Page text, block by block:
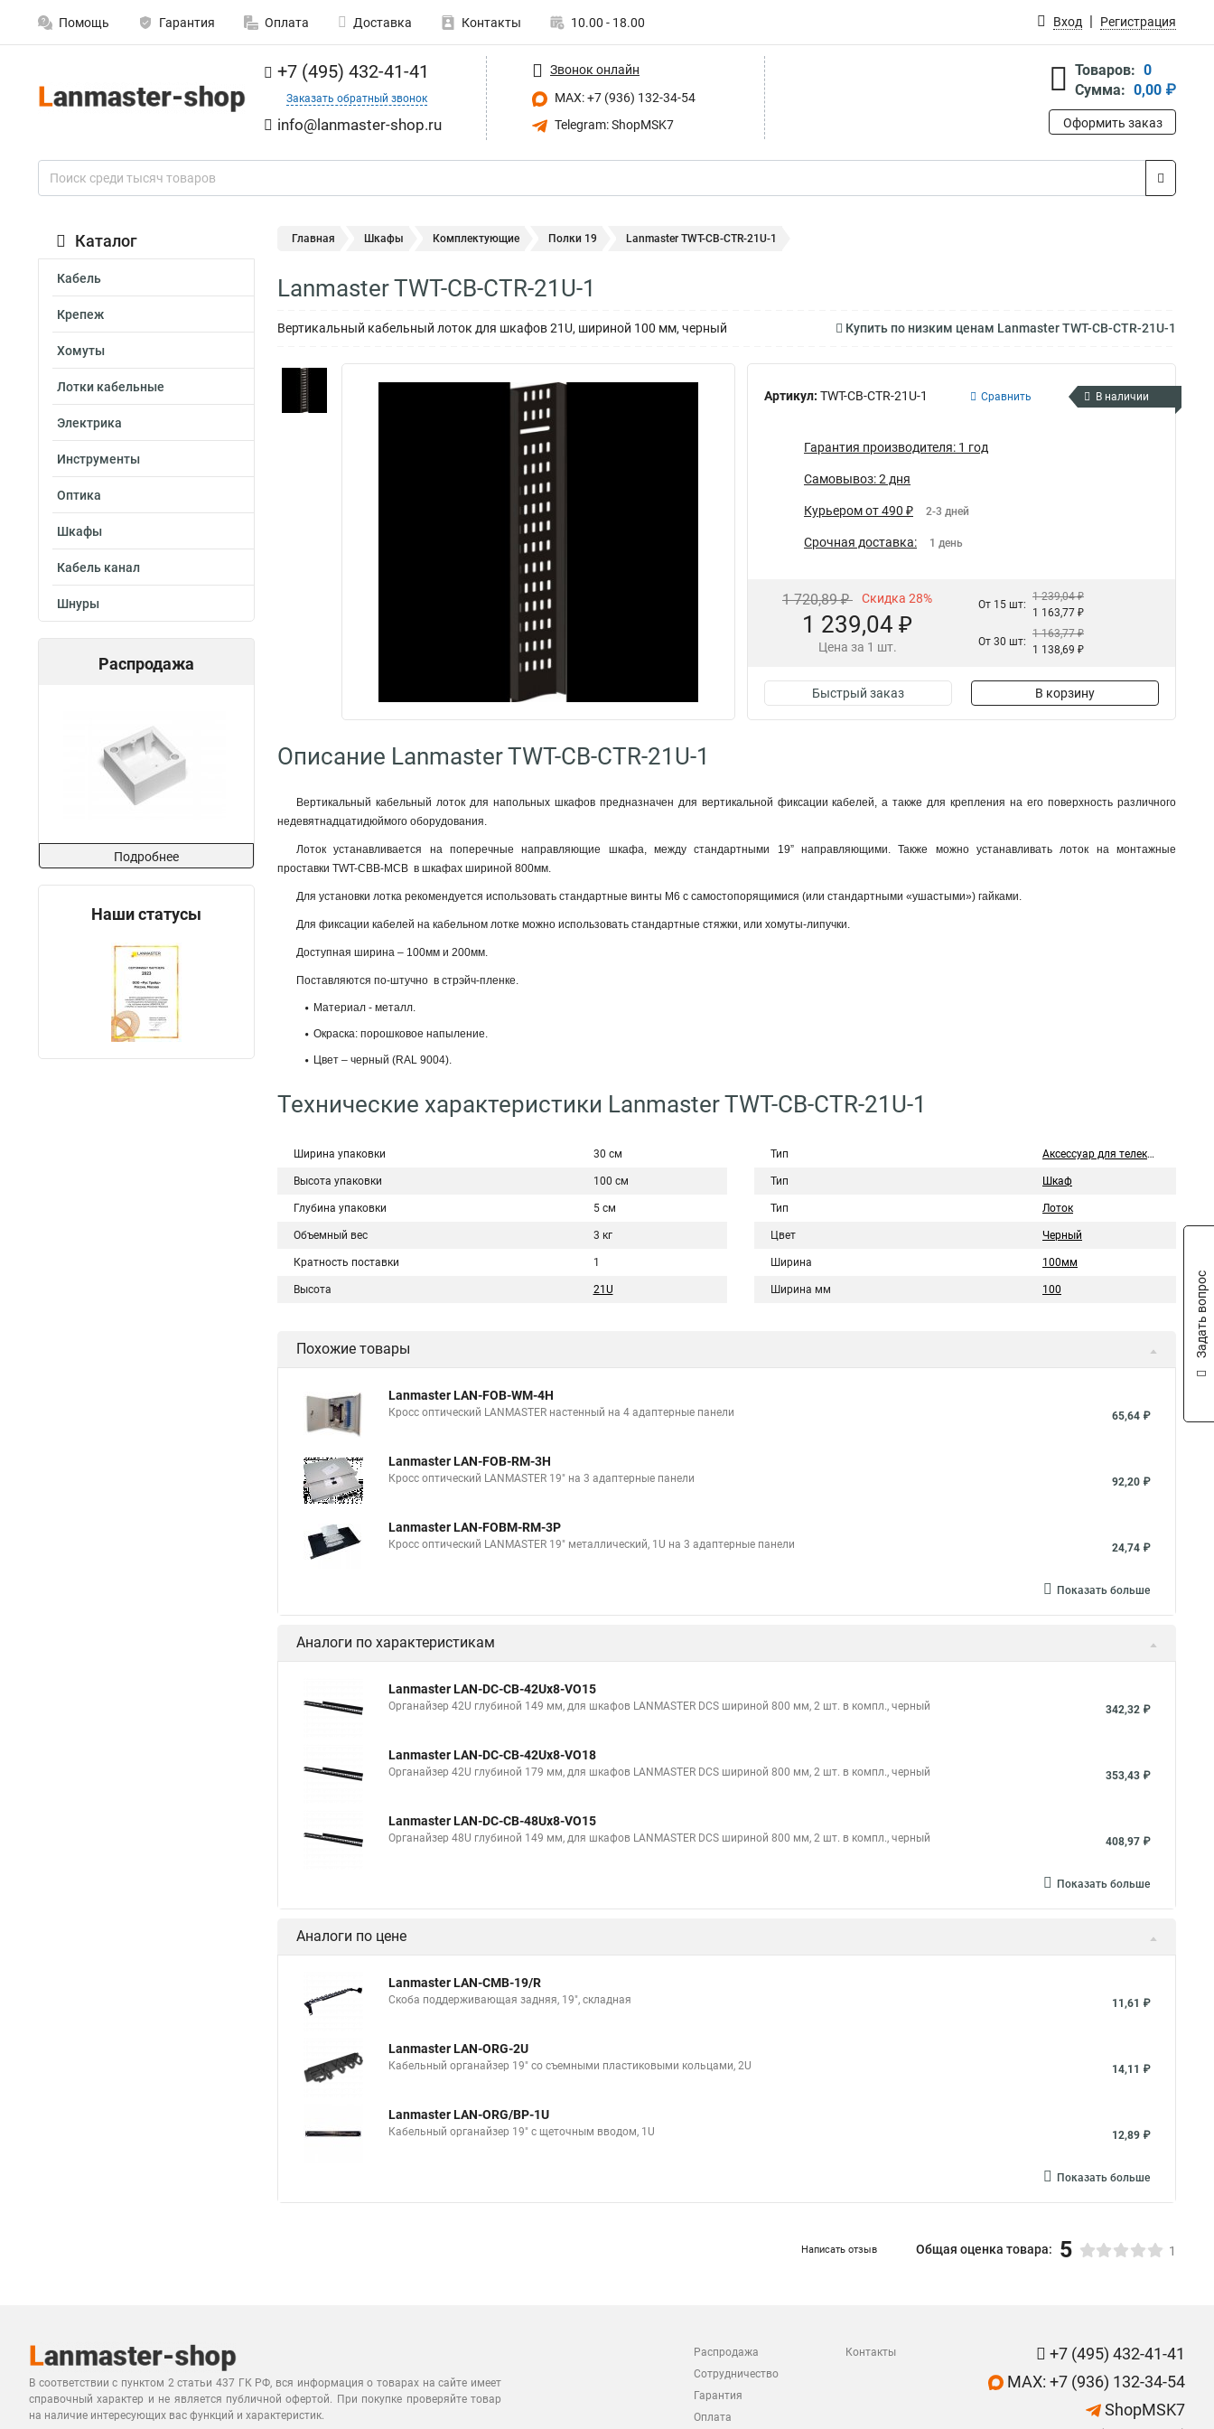
Помощь Гарантия Оплата Доставка Контакты 10.00 - 18.00 Вход Регистрация
+7 (495) 432-41-41
Заказать обратный звонок
info@lanmaster-shop.ru
Звонок онлайн
MAX: +7 (936) 132-34-54
Telegram: ShopMSK7
Товаров: 0
Сумма: 0,00 ₽
Оформить заказ
Каталог
Кабель
Крепеж
Хомуты
Лотки кабельные
Электрика
Инструменты
Оптика
Шкафы
Кабель канал
Шнуры
Распродажа
Подробнее
Наши статусы
Главная Шкафы Комплектующие Полки 19 Lanmaster TWT-CB-CTR-21U-1
Lanmaster TWT-CB-CTR-21U-1
Вертикальный кабельный лоток для шкафов 21U, шириной 100 мм, черный Купить по низким ценам Lanmaster TWT-CB-CTR-21U-1
Артикул: TWT-CB-CTR-21U-1 Сравнить В наличии
Гарантия производителя: 1 год
Самовывоз: 2 дня
Курьером от 490 ₽ 2-3 дней
Срочная доставка: 1 день
1 720,89 ₽ Скидка 28%
1 239,04 ₽
Цена за 1 шт.
От 15 шт:
1 239,04 ₽
1 163,77 ₽
От 30 шт:
1 163,77 ₽
1 138,69 ₽
Быстрый заказ В корзину
Описание Lanmaster TWT-CB-CTR-21U-1
Вертикальный кабельный лоток для напольных шкафов предназначен для вертикальной фиксации кабелей, а также для крепления на его поверхность различного
недевятнадцатидюймого оборудования.
Лоток устанавливается на поперечные направляющие шкафа, между стандартными 19” направляющими. Также можно устанавливать лоток на монтажные
проставки TWT-CBB-MCB в шкафах шириной 800мм.
Для установки лотка рекомендуется использовать стандартные винты М6 с самостопорящимися (или стандартными «ушастыми») гайками.
Для фиксации кабелей на кабельном лотке можно использовать стандартные стяжки, или хомуты-липучки.
Доступная ширина – 100мм и 200мм.
Поставляются по-штучно в стрэйч-пленке.
Материал - металл.
Окраска: порошковое напыление.
Цвет – черный (RAL 9004).
Технические характеристики Lanmaster TWT-CB-CTR-21U-1
Ширина упаковки 30 см
Высота упаковки 100 см
Глубина упаковки 5 см
Объемный вес 3 кг
Кратность поставки 1
Высота 21U
Тип Аксессуар для телекоммуникационного шкафа
Тип Шкаф
Тип Лоток
Цвет Черный
Ширина 100мм
Ширина мм 100
Похожие товары
Lanmaster LAN-FOB-WM-4H
Кросс оптический LANMASTER настенный на 4 адаптерные панели 65,64 ₽
Lanmaster LAN-FOB-RM-3H
Кросс оптический LANMASTER 19" на 3 адаптерные панели 92,20 ₽
Lanmaster LAN-FOBM-RM-3P
Кросс оптический LANMASTER 19" металлический, 1U на 3 адаптерные панели 24,74 ₽
Показать больше
Аналоги по характеристикам
Lanmaster LAN-DC-CB-42Ux8-VO15
Органайзер 42U глубиной 149 мм, для шкафов LANMASTER DCS шириной 800 мм, 2 шт. в компл., черный 342,32 ₽
Lanmaster LAN-DC-CB-42Ux8-VO18
Органайзер 42U глубиной 179 мм, для шкафов LANMASTER DCS шириной 800 мм, 2 шт. в компл., черный 353,43 ₽
Lanmaster LAN-DC-CB-48Ux8-VO15
Органайзер 48U глубиной 149 мм, для шкафов LANMASTER DCS шириной 800 мм, 2 шт. в компл., черный 408,97 ₽
Показать больше
Аналоги по цене
Lanmaster LAN-CMB-19/R
Скоба поддерживающая задняя, 19", складная 11,61 ₽
Lanmaster LAN-ORG-2U
Кабельный органайзер 19" со съемными пластиковыми кольцами, 2U 14,11 ₽
Lanmaster LAN-ORG/BP-1U
Кабельный органайзер 19" c щеточным вводом, 1U 12,89 ₽
Показать больше
Написать отзыв Общая оценка товара: 5 1
В соответствии с пунктом 2 статьи 437 ГК РФ, вся информация о товарах на сайте имеет
справочный характер и не является публичной офертой. При покупке проверяйте товар
на наличие интересующих вас функций и характеристик.
Распродажа
Сотрудничество
Гарантия
Оплата
Контакты
+7 (495) 432-41-41
MAX: +7 (936) 132-34-54
ShopMSK7
Задать вопрос